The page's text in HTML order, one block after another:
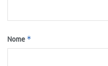
Nome *